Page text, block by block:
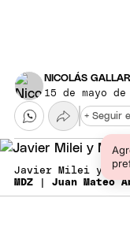
NICOLÁS
15 de mayo
+ Seguir
Javier Milei y
MDZ | Juan Mateo